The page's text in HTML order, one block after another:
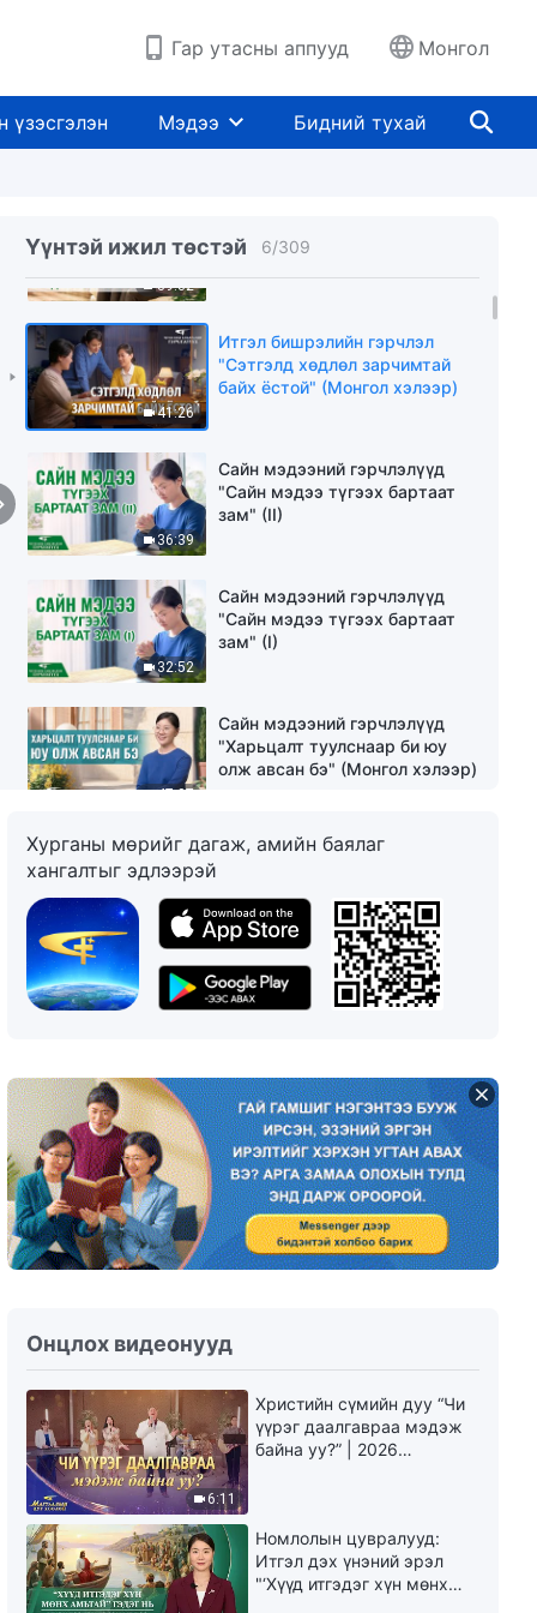
Гар утасны аппууд Монгол
үзэсгэлэн Мэдээ Бидний тухай
Үүнтэй ижил төстэй 6/309
орхисон” (Mонгол хэлээр)
39:32
"Бурханы үгээр л бусдыг
харах нь чухал" (Mонгол
хэлээр)
41:26
Итгэл бишрэлийн гэрчлэл
"Сэтгэлд хөдлөл зарчимтай
байх ёстой" (Mонгол хэлээр)
36:39
Сайн мэдээний гэрчлэлүүд
"Сайн мэдээ түгээх бартаат
зам" (II)
32:52
Сайн мэдээний гэрчлэлүүд
"Сайн мэдээ түгээх бартаат
зам" (I)
47:07
Сайн мэдээний гэрчлэлүүд
"Харьцалт туулснаар би юу
олж авсан бэ" (Mонгол хэлээр)
38:52
Итгэл бишрэлийн гэрчлэл
байгаагийн цаана юу нуугддаг
вэ" (Mонгол хэлээр)
Итгэл бишрэлийн гэрчлэл "Яг
хэн манай гэр бүлийг
48:51
Итгэл бишрэлийн гэрчлэл
"Энжелийн түүх" (Mонгол
хэлээр)
Итгэл бишрэлийн гэрчлэл
"Аавдаа 'хоригдсон' өдрүүд"
42:02
Сайн мэдээний гэрчлэлүүд
яагаад бүгдийг нь хэлдэггүй
вэ?" (Mонгол хэлээр)
37:56
Итгэл бишрэлийн гэрчлэл
"Гэрчлэлээ бичсэнээр олж
авсан зүйл" (Mонгол хэлээр)
Хурганы мөрийг дагаж, амийн баялаг
хангалтыг эдлээрэй
Онцлох видеонууд
6:11
Христийн сүмийн дуу “Чи
үүрэг даалгавраа мэдэж
байна уу?” | 2026
Номлолын цувралууд:
Итгэл дэх үнэний эрэл
"‘Хүүд итгэдэг хүн мөнх